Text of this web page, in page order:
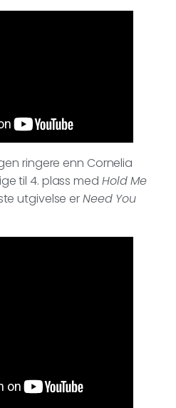
ringere enn Cornelia
til 4. plass med Hold Me
utgivelse erNeed You